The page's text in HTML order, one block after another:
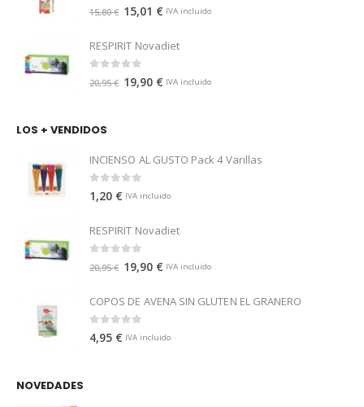
out of 5
15,80€ 15,01 € IVA incluido
RESPIRIT Novadiet
out of 5
20,95€ 19,90 € IVA incluido
LOS + VENDIDOS
INCIENSO AL GUSTO Pack 4 Varillas
0 out of 5
1,20 € IVA incluido
RESPIRIT Novadiet
out of 5
20,95€ 19,90 € IVA incluido
COPOS DE AVENA SIN GLUTEN EL GRANERO
0 out of 5
4,95 € IVA incluido
NOVEDADES